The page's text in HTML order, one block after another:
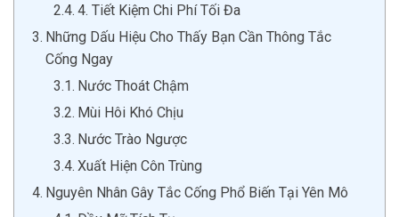
4. Tiết Kiệm Chi Phí Tối Đa
Những Dấu Hiệu Cho Thấy Bạn Cần Thông Tắc
Cống Ngay
Nước Thoát Chậm
Mùi Hôi Khó Chịu
Nước Trào Ngược
Xuất Hiện Côn Trùng
Nguyên Nhân Gây Tắc Cống Phổ Biến Tại Yên Mô